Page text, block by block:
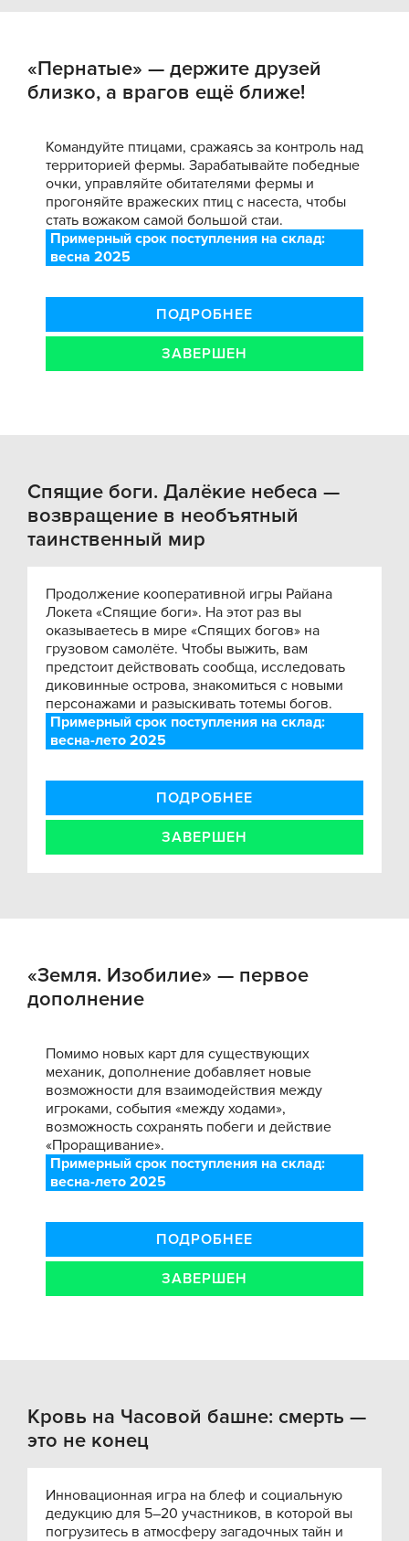
«Пернатые» — держите друзей
близко, а врагов ещё ближе!
Командуйте птицами, сражаясь за контроль над
территорией фермы. Зарабатывайте победные
очки, управляйте обитателями фермы и
прогоняйте вражеских птиц с насеста, чтобы
стать вожаком самой большой стаи.
Примерный срок поступления на склад:
весна 2025
ПОДРОБНЕЕ
ЗАВЕРШЕН
Спящие боги. Далёкие небеса —
возвращение в необъятный
таинственный мир
Продолжение кооперативной игры Райана
Локета «Спящие боги». На этот раз вы
оказываетесь в мире «Спящих богов» на
грузовом самолёте. Чтобы выжить, вам
предстоит действовать сообща, исследовать
диковинные острова, знакомиться с новыми
персонажами и разыскивать тотемы богов.
Примерный срок поступления на склад:
весна-лето 2025
ПОДРОБНЕЕ
ЗАВЕРШЕН
«Земля. Изобилие» — первое
дополнение
Помимо новых карт для существующих
механик, дополнение добавляет новые
возможности для взаимодействия между
игроками, события «между ходами»,
возможность сохранять побеги и действие
«Проращивание».
Примерный срок поступления на склад:
весна-лето 2025
ПОДРОБНЕЕ
ЗАВЕРШЕН
Кровь на Часовой башне: смерть —
это не конец
Инновационная игра на блеф и социальную
дедукцию для 5–20 участников, в которой вы
погрузитесь в атмосферу загадочных тайн и